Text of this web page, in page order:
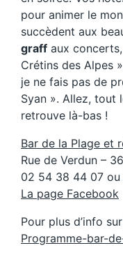
pour animer le
succèdent aux
graff aux
Crétins des Alpes
je ne fais pas de
Syan ». Allez, tout
retrouve là-bas !
Bar de la Plage et
Rue de Verdun –
02 54 38 44 07 ou
La page Facebook
Pour plus d’info
Programme-bar-